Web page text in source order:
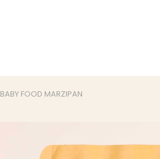
BABY FOOD MARZIPAN